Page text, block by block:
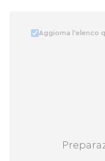
Aggiorna l'elenco